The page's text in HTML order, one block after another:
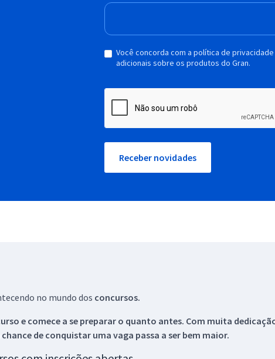
Você concorda com a política de
adicionais sobre os produtos do Gran.
Receber novidades
no mundo dos concursos.
e comece a se preparar o quanto antes. Com muita
de conquistar uma vaga passa a ser bem maior.